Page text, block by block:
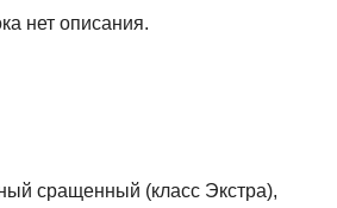
нет описания.
сращенный (класс Экстра),